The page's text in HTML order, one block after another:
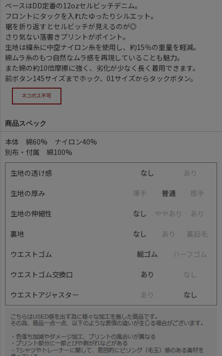
ベースはDD定番の12ozセルビッチデニム。
フロントにタックを入れたゆったりシルエット。
裾を折り返すとセルビッチが見えるのが◎
さり気ない落書きプリントがポイント。
生地は緯糸に中空ナイロン糸を使用し、約15％の重量を軽減。
綿ムラ糸のもつ自然なムラ感を再現していることも魅力。
また綿の約10倍摩擦に強く、劣化が少なく長く着用できます。
前ボタン145サイズまでホック、01サイズからタックボタン。
商品スペック
本体 綿60% ナイロン40%
別布・付属 綿100%
生地の透け感 なし あ り
生地の厚み 薄手 普通 厚手
生地の伸縮性 なし ややあ り あ り
裏地 なし あ り 裏起毛
ウエストゴム 総ゴム ハーフ ゴ ム
ウエストゴム交換口 あり な し
ウエストアジャスター あ り なし